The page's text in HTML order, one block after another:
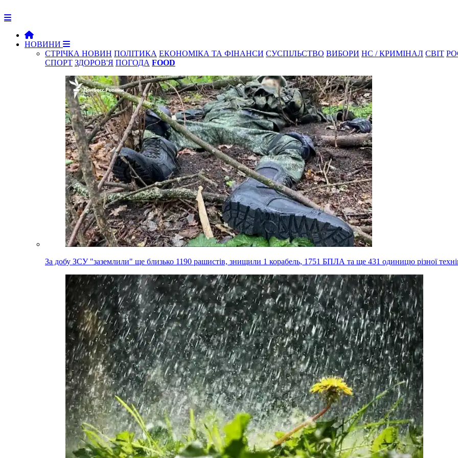
НОВИНИ
СТРІЧКА НОВИН ПОЛІТИКА ЕКОНОМІКА ТА ФІНАНСИ СУСПІЛЬСТВО ВИБОРИ НС / КРИМІНАЛ СВІТ
СПОРТ ЗДОРОВ'Я ПОГОДА FOOD
За добу ЗСУ "заземлили" ще близько 1190 рашистів, знищили 1 корабель, 1751 БПЛА та ще 431 одиницю різної